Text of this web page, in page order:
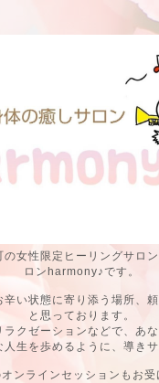
女性限定ヒーリングサロ
ロンharmony♪です。
い状態に寄り添う場所、
と思っております。
クゼーションなどで、あな
生を歩めるように、導きサ
ンラインセッションもお受